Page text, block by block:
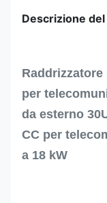
Descrizione
per
da esterno
CC per
a 18 kW